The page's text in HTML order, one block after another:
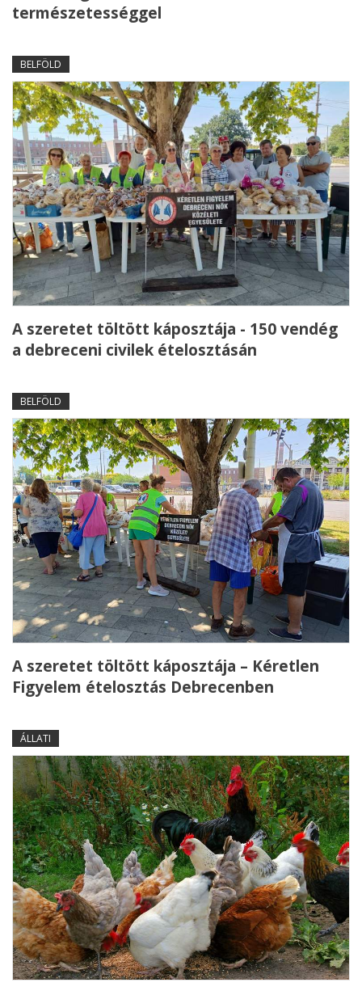
természetességgel
BELFÖLD
A szeretet töltött káposztája - 150 vendég
a debreceni civilek ételosztásán
BELFÖLD
A szeretet töltött káposztája – Kéretlen
Figyelem ételosztás Debrecenben
ÁLLATI